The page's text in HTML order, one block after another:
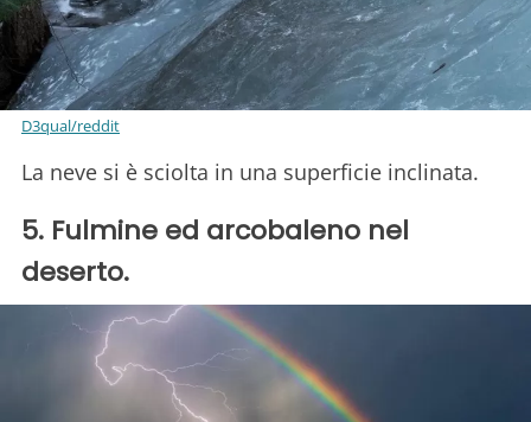
D3qual/reddit
La neve si è sciolta in una superficie inclinata.
5. Fulmine ed arcobaleno nel
deserto.